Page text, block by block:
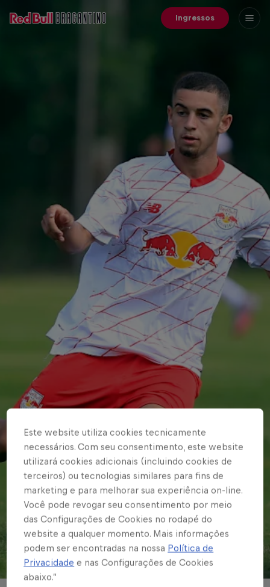
Ingressos
© Red Bull Bragantino
Este website utiliza cookies tecnicamente
necessários. Com seu consentimento, este website
utilizará cookies adicionais (incluindo cookies de
terceiros) ou tecnologias similares para fins de
marketing e para melhorar sua experiência on-line.
Você pode revogar seu consentimento por meio
das Configurações de Cookies no rodapé do
website a qualquer momento. Mais informações
podem ser encontradas na nossa Política de
Privacidade e nas Configurações de Cookies
abaixo.”